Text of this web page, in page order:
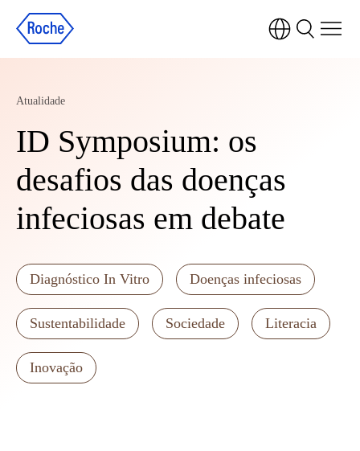
Atualidade
ID Symposium: os
desafios das doenças
infeciosas em debate
Diagnóstico In Vitro Doenças infeciosas
Sustentabilidade Sociedade Literacia
Inovação